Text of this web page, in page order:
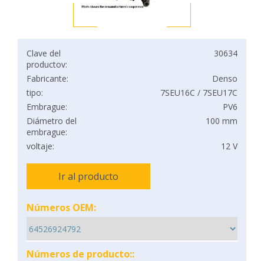
Clave del
productov:
30634
Fabricante:
Denso
tipo:
7SEU16C / 7SEU17C
Embrague:
PV6
Diámetro del
embrague:
100 mm
voltaje: 12 V
Ir al producto
Números OEM:
Números de producto::